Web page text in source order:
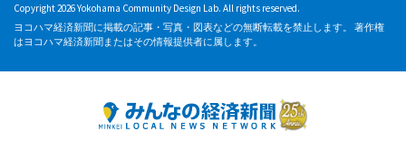
Copyright 2026 Yokohama Community Design Lab. All rights reserved.
ヨコハマ経済新聞に掲載の記事・写真・図表などの無断転載を禁止します。 著作権
はヨコハマ経済新聞またはその情報提供者に属します。